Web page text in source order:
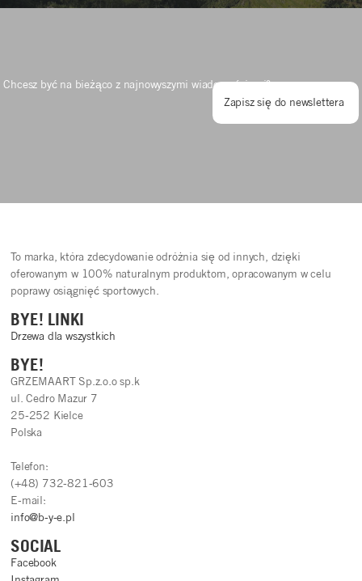
Chcesz być na bieżąco z najnowyszymi wiadomościami?
Zapisz się do newslettera
To marka, która zdecydowanie odróżnia się od innych, dzięki
oferowanym w 100% naturalnym produktom, opracowanym w celu
poprawy osiągnięć sportowych.
BYE! LINKI
Drzewa dla wszystkich
BYE!
GRZEMAART Sp.z.o.o sp.k
ul. Cedro Mazur 7
25-252 Kielce
Polska
Telefon:
(+48) 732-821-603
E-mail:
info@b-y-e.pl
SOCIAL
Facebook